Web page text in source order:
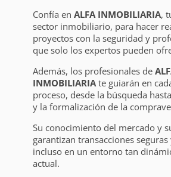
Confía en ALFA INMOBILIARIA,
sector inmobiliario, para hacer
proyectos con la seguridad y
que solo los expertos pueden
Además, los profesionales de
INMOBILIARIAte guiarán en
proceso, desde la búsqueda
y la formalización de la
Su conocimiento del mercado y
garantizan transacciones
incluso en un entorno tan
actual.